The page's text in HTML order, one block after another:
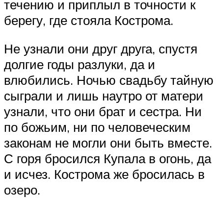
течению и приплыл в точности к
берегу, где стояла Кострома.
Не узнали они друг друга, спустя
долгие годы разлуки, да и
влюбились. Ночью свадьбу тайную
сыграли и лишь наутро от матери
узнали, что они брат и сестра. Ни
по божьим, ни по человеческим
законам не могли они быть вместе.
С горя бросился Купала в огонь, да
и исчез. Кострома же бросилась в
озеро.